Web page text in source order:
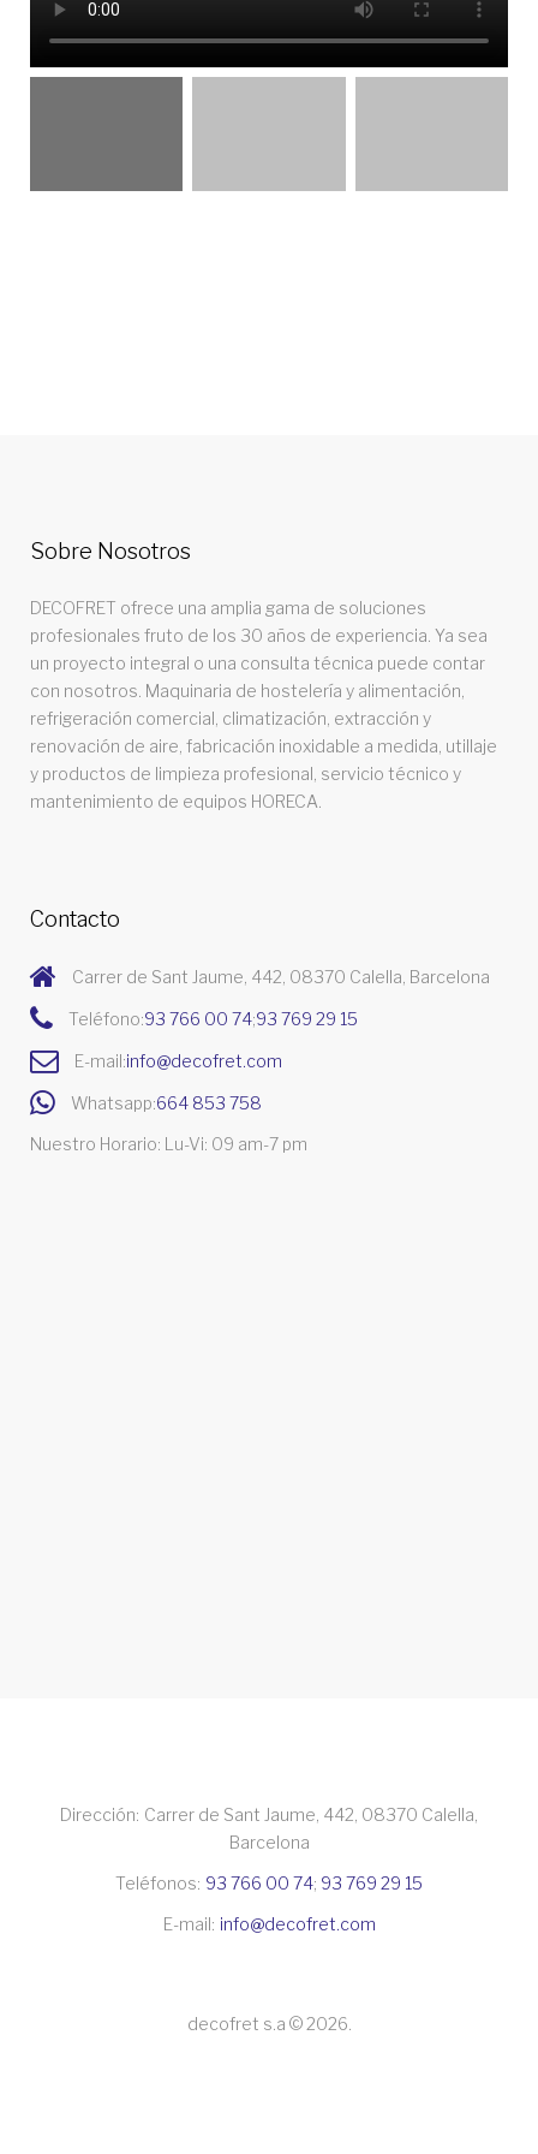
Sobre Nosotros
DECOFRET ofrece una amplia gama de soluciones
profesionales fruto de los 30 años de experiencia. Ya sea
un proyecto integral o una consulta técnica puede contar
con nosotros. Maquinaria de hostelería y alimentación,
refrigeración comercial, climatización, extracción y
renovación de aire, fabricación inoxidable a medida, utillaje
y productos de limpieza profesional, servicio técnico y
mantenimiento de equipos HORECA.
Contacto
Carrer de Sant Jaume, 442, 08370 Calella, Barcelona
Teléfono:93 766 00 74;93 769 29 15
E-mail:info@decofret.com
Whatsapp:664 853 758
Nuestro Horario: Lu-Vi: 09 am-7 pm
Dirección: Carrer de Sant Jaume, 442, 08370 Calella,
Barcelona
Teléfonos: 93 766 00 74; 93 769 29 15
E-mail: info@decofret.com
decofret s.a © 2026.